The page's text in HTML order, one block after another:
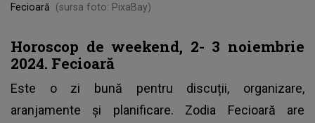
Fecioară (sursa foto: PixaBay)
Horoscop de weekend, 2- 3 noiembrie
2024. Fecioară
Este o zi bună pentru discuții, organizare,
aranjamente și planificare. Zodia Fecioară are